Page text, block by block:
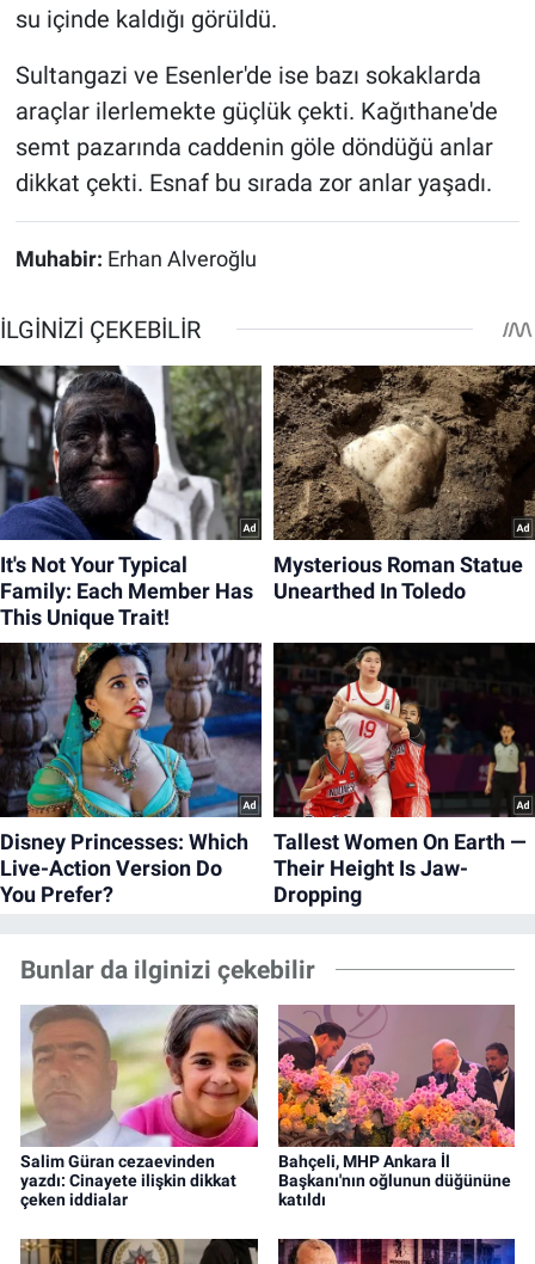
su içinde kaldığı görüldü.
Sultangazi ve Esenler'de ise bazı sokaklarda
araçlar ilerlemekte güçlük çekti. Kağıthane'de
semt pazarında caddenin göle döndüğü anlar
dikkat çekti. Esnaf bu sırada zor anlar yaşadı.
Muhabir: Erhan Alveroğlu
Bunlar da ilginizi çekebilir
Salim Güran cezaevinden
yazdı: Cinayete ilişkin dikkat
çeken iddialar
Bahçeli, MHP Ankara İl
Başkanı'nın oğlunun düğününe
katıldı